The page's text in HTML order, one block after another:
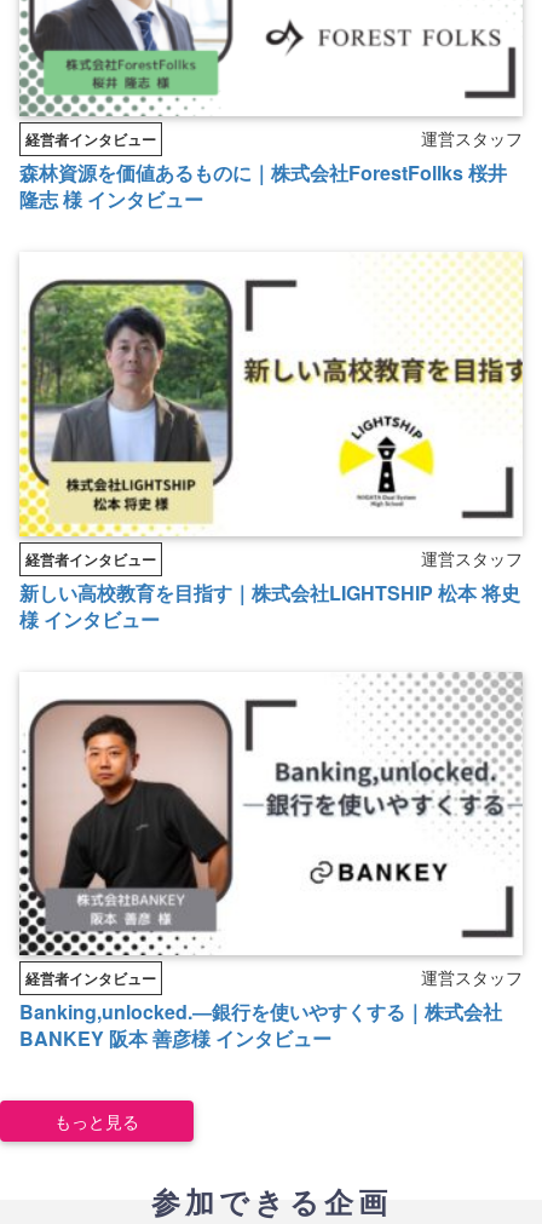
経営者インタビュー 運営スタッフ
森林資源を価値あるものに｜株式会社ForestFollks 桜井
隆志 様 インタビュー
経営者インタビュー 運営スタッフ
新しい高校教育を目指す｜株式会社LIGHTSHIP 松本 将史
様 インタビュー
経営者インタビュー 運営スタッフ
Banking,unlocked.―銀行を使いやすくする｜株式会社
BANKEY 阪本 善彦様 インタビュー
もっと見る
参加できる企画